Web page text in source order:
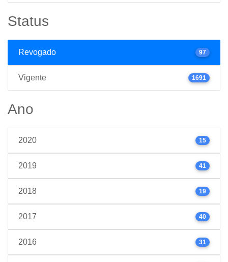
Status
Revogado 97
Vigente 1691
Ano
2020 15
2019 41
2018 19
2017 40
2016 31